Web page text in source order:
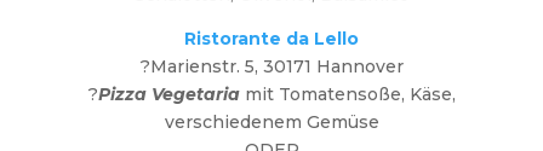
Ristorante da Lello
?Marienstr. 5, 30171 Hannover
?Pizza Vegetariamit Tomatensoße, Käse,
verschiedenem Gemüse